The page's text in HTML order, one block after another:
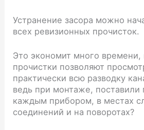
Устранение засора можно
всех ревизионных прочисток.
Это экономит много времени,
прочистки позволяют
практически всю разводку
ведь при монтаже, поставили
каждым прибором, в местах
соединений и на поворотах?